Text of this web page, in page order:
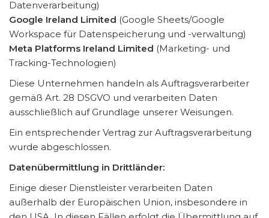
Datenverarbeitung)
Google Ireland Limited (Google Sheets/Google
Workspace für Datenspeicherung und -verwaltung)
Meta Platforms Ireland Limited (Marketing- und
Tracking-Technologien)
Diese Unternehmen handeln als Auftragsverarbeiter
gemäß Art. 28 DSGVO und verarbeiten Daten
ausschließlich auf Grundlage unserer Weisungen.
Ein entsprechender Vertrag zur Auftragsverarbeitung
wurde abgeschlossen.
Datenübermittlung in Drittländer:
Einige dieser Dienstleister verarbeiten Daten
außerhalb der Europäischen Union, insbesondere in